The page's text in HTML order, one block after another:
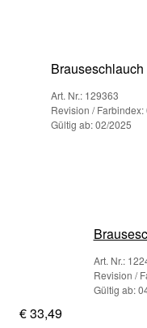
Art. Nr.: 129363
Revision / Farbindex:
Gültig ab: 02/2025
Art. Nr.:
Revision /
Gültig ab:
€ 33,49